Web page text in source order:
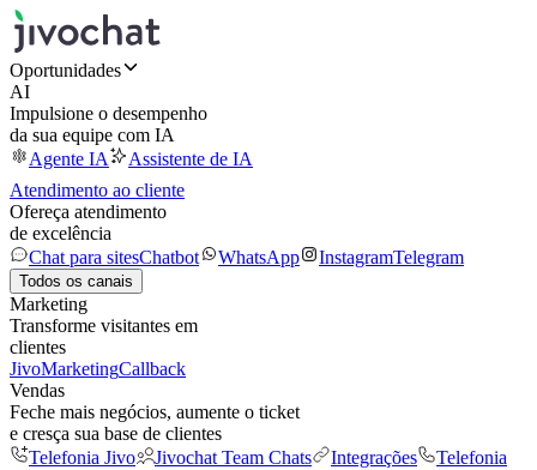
Oportunidades
AI
Impulsione o desempenho
da sua equipe com IA
Agente IA
Assistente de IA
Atendimento ao cliente
Ofereça atendimento
de excelência
Chat para sitesChatbot WhatsApp InstagramTelegram
Todos os canais
Marketing
Transforme visitantes em
clientes
JivoMarketingCallback
Vendas
Feche mais negócios, aumente o ticket
e cresça sua base de clientes
Telefonia Jivo
Jivochat Team Chats Integrações
Telefonia